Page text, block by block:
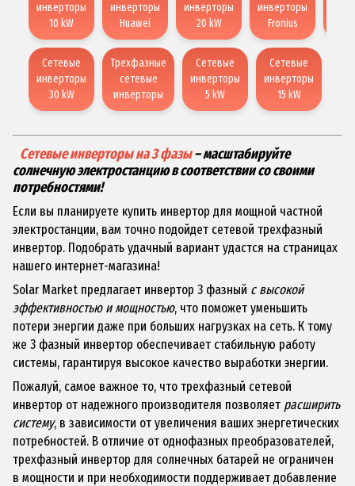
инверторы
10 kW
инверторы
Huawei
инверторы
20 kW
инверторы
Fronius
Сетевые
инверторы
30 kW
Трехфазные
сетевые
инверторы
Сетевые
инверторы
5 kW
Сетевые
инверторы
15 kW
Сетевые инверторы на 3 фазы– масштабируйте
солнечную электростанцию в соответствии со своими
потребностями!
Если вы планируете купить инвертор для мощной частной
электростанции, вам точно подойдет сетевой трехфазный
инвертор. Подобрать удачный вариант удастся на страницах
нашего интернет-магазина!
Solar Market предлагает инвертор 3 фазный с высокой
эффективностью и мощностью, что поможет уменьшить
потери энергии даже при больших нагрузках на сеть. К тому
же 3 фазный инвертор обеспечивает стабильную работу
системы, гарантируя высокое качество выработки энергии.
Пожалуй, самое важное то, что трехфазный сетевой
инвертор от надежного производителя позволяет расширить
систему, в зависимости от увеличения ваших энергетических
потребностей. В отличие от однофазных преобразователей,
трехфазный инвертор для солнечных батарей не ограничен
в мощности и при необходимости поддерживает добавление